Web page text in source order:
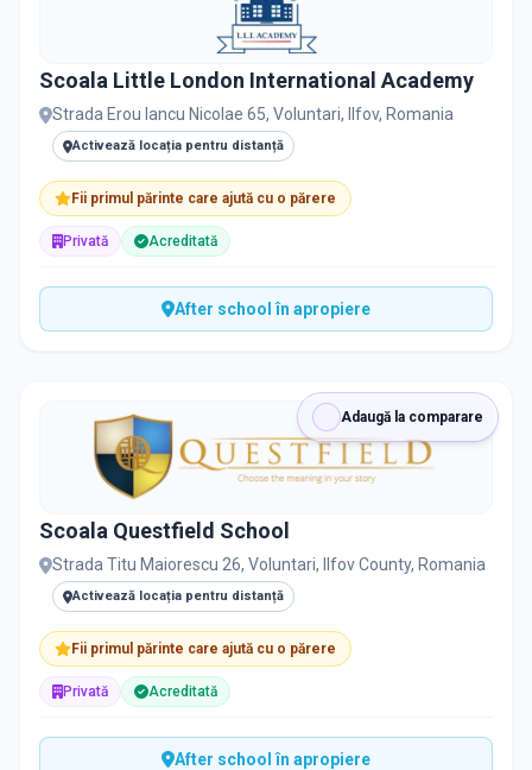
Scoala Little London International Academy
Strada Erou Iancu Nicolae 65, Voluntari, Ilfov, Romania
Activează locația pentru distanță
Fii primul părinte care ajută cu o părere
Privată Acreditată
After school în apropiere
Adaugă la comparare
Scoala Questfield School
Strada Titu Maiorescu 26, Voluntari, Ilfov County, Romania
Activează locația pentru distanță
Fii primul părinte care ajută cu o părere
Privată Acreditată
After school în apropiere